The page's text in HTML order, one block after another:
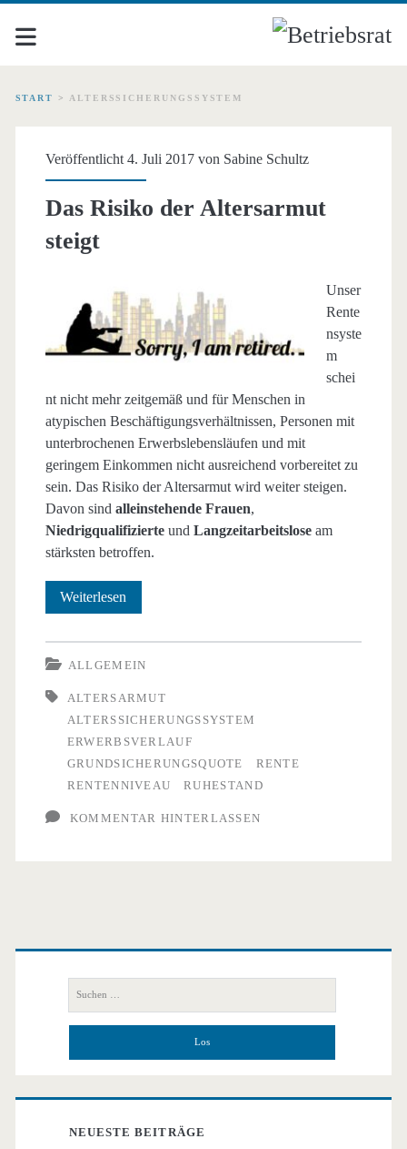
START > ALTERSSICHERUNGSSYSTEM
Schlagwort:
Veröffentlicht 4. Juli 2017 von Sabine Schultz
Das Risiko der Altersarmut
steigt
Unser
Rente
nsyste
m
schei
nt nicht mehr zeitgemäß und für Menschen in
atypischen Beschäftigungsverhältnissen, Personen mit
unterbrochenen Erwerbslebensläufen und mit
geringem Einkommen nicht ausreichend vorbereitet zu
sein. Das Risiko der Altersarmut wird weiter steigen.
Davon sind alleinstehende Frauen,
Niedrigqualifizierteund Langzeitarbeitsloseam
stärksten betroffen.
Weiterlesen
der
Altersarmut
steigt
ALLGEMEIN
ALTERSARMUT
ALTERSSICHERUNGSSYSTEM
ERWERBSVERLAUF
GRUNDSICHERUNGSQUOTE
RENTE
RENTENNIVEAU
RUHESTAND
KOMMENTAR HINTERLASSEN
Primäre
Seitenleiste
nach:
NEUESTE BEITRÄGE